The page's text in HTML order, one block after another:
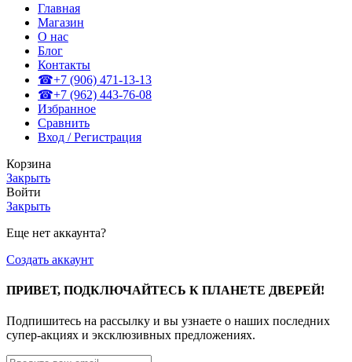
Главная
Магазин
О нас
Блог
Контакты
☎+7 (906) 471-13-13
☎+7 (962) 443-76-08
Избранное
Сравнить
Вход / Регистрация
Корзина
Закрыть
Войти
Закрыть
Еще нет аккаунта?
Создать аккаунт
ПРИВЕТ, ПОДКЛЮЧАЙТЕСЬ К ПЛАНЕТЕ ДВЕРЕЙ!
Подпишитесь на рассылку и вы узнаете о наших последних
супер-акциях и эксклюзивных предложениях.